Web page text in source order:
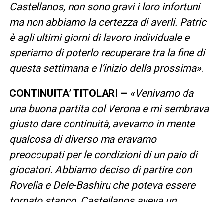
Castellanos, non sono gravi i loro infortuni
ma non abbiamo la certezza di averli. Patric
è agli ultimi giorni di lavoro individuale e
speriamo di poterlo recuperare tra la fine di
questa settimana e l’inizio della prossima».
CONTINUITA’ TITOLARI – «Venivamo da
una buona partita col Verona e mi sembrava
giusto dare continuità, avevamo in mente
qualcosa di diverso ma eravamo
preoccupati per le condizioni di un paio di
giocatori. Abbiamo deciso di partire con
Rovella e Dele-Bashiru che poteva essere